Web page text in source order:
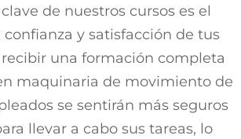
de nuestros cursos es el
y satisfacción de tus
una formación completa
maquinaria de movimiento de
se sentirán más seguros
llevar a cabo sus tareas, lo